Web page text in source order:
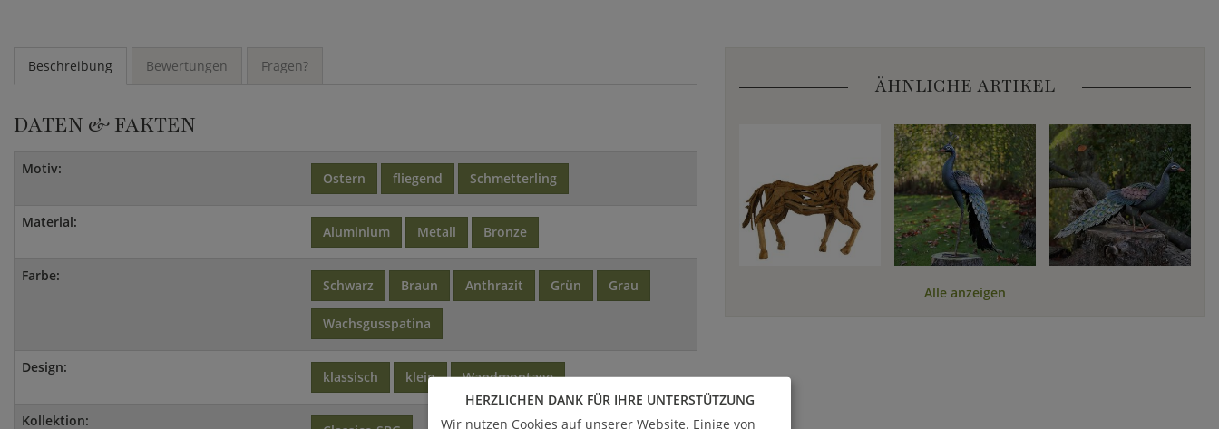
Beschreibung Bewertungen Fragen?
DATEN & FAKTEN
Motiv:
Ostern fliegend Schmetterling
Material:
Aluminium Metall Bronze
Farbe:
Schwarz Braun Anthrazit Grün Grau
Wachsgusspatina
Design:
klassisch klein Wandmontage
Kollektion:
ÄHNLICHE ARTIKEL
Alle anzeigen
HERZLICHEN DANK FÜR IHRE UNTERSTÜTZUNG
Wir nutzen Cookies auf unserer Website. Einige von